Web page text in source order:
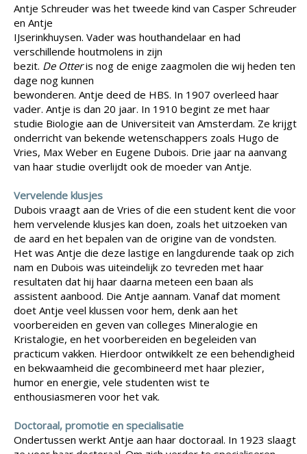
Antje Schreuder was het tweede kind van Casper Schreuder
en Antje
IJserinkhuysen. Vader was houthandelaar en had
verschillende houtmolens in zijn
bezit. De Otteris nog de enige zaagmolen die wij heden ten
dage nog kunnen
bewonderen. Antje deed de HBS. In 1907 overleed haar
vader. Antje is dan 20 jaar. In 1910 begint ze met haar
studie Biologie aan de Universiteit van Amsterdam. Ze krijgt
onderricht van bekende wetenschappers zoals Hugo de
Vries, Max Weber en Eugene Dubois. Drie jaar na aanvang
van haar studie overlijdt ook de moeder van Antje.
Vervelende klusjes
Dubois vraagt aan de Vries of die een student kent die voor
hem vervelende klusjes kan doen, zoals het uitzoeken van
de aard en het bepalen van de origine van de vondsten.
Het was Antje die deze lastige en langdurende taak op zich
nam en Dubois was uiteindelijk zo tevreden met haar
resultaten dat hij haar daarna meteen een baan als
assistent aanbood. Die Antje aannam. Vanaf dat moment
doet Antje veel klussen voor hem, denk aan het
voorbereiden en geven van colleges Mineralogie en
Kristalogie, en het voorbereiden en begeleiden van
practicum vakken. Hierdoor ontwikkelt ze een behendigheid
en bekwaamheid die gecombineerd met haar plezier,
humor en energie, vele studenten wist te
enthousiasmeren voor het vak.
Doctoraal, promotie en specialisatie
Ondertussen werkt Antje aan haar doctoraal. In 1923 slaagt